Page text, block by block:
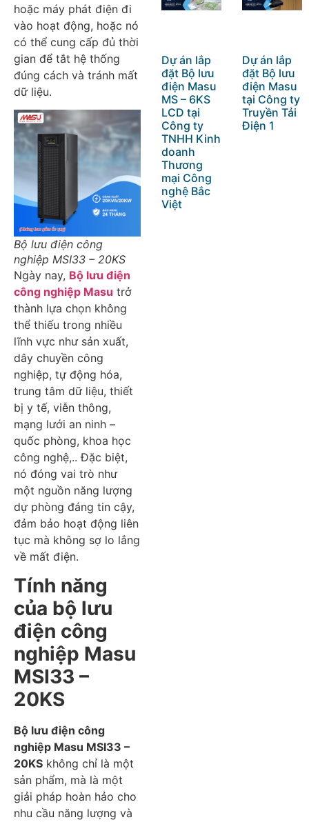
hoặc máy phát điện đi
vào hoạt động, hoặc nó
có thể cung cấp đủ thời
gian để tắt hệ thống
đúng cách và tránh mất
dữ liệu.
Bộ lưu điện công
nghiệp MSI33 – 20KS
Ngày nay, Bộ lưu điện
công nghiệp Masu trở
thành lựa chọn không
thể thiếu trong nhiều
lĩnh vực như sản xuất,
dây chuyền công
nghiệp, tự động hóa,
trung tâm dữ liệu, thiết
bị y tế, viễn thông,
mạng lưới an ninh –
quốc phòng, khoa học
công nghệ,.. Đặc biệt,
nó đóng vai trò như
một nguồn năng lượng
dự phòng đáng tin cậy,
đảm bảo hoạt động liên
tục mà không sợ lo lắng
về mất điện.
Tính năng
của bộ lưu
điện công
nghiệp Masu
MSI33 –
20KS
Bộ lưu điện công
nghiệp Masu MSI33 –
20KS không chỉ là một
sản phẩm, mà là một
giải pháp hoàn hảo cho
nhu cầu năng lượng và
Dự án lắp
đặt Bộ lưu
điện Masu
MS – 6KS
LCD tại
Công ty
TNHH Kinh
doanh
Thương
mại Công
nghệ Bắc
Việt
Dự án lắp
đặt Bộ lưu
điện Masu
tại Công ty
Truyền Tải
Điện 1